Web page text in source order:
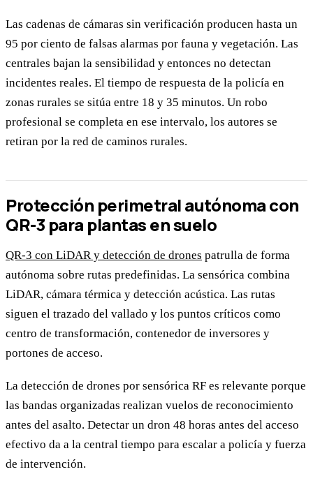
Las cadenas de cámaras sin verificación producen hasta un
95 por ciento de falsas alarmas por fauna y vegetación. Las
centrales bajan la sensibilidad y entonces no detectan
incidentes reales. El tiempo de respuesta de la policía en
zonas rurales se sitúa entre 18 y 35 minutos. Un robo
profesional se completa en ese intervalo, los autores se
retiran por la red de caminos rurales.
Protección perimetral autónoma con
QR-3 para plantas en suelo
QR-3 con LiDAR y detección de drones patrulla de forma
autónoma sobre rutas predefinidas. La sensórica combina
LiDAR, cámara térmica y detección acústica. Las rutas
siguen el trazado del vallado y los puntos críticos como
centro de transformación, contenedor de inversores y
portones de acceso.
La detección de drones por sensórica RF es relevante porque
las bandas organizadas realizan vuelos de reconocimiento
antes del asalto. Detectar un dron 48 horas antes del acceso
efectivo da a la central tiempo para escalar a policía y fuerza
de intervención.